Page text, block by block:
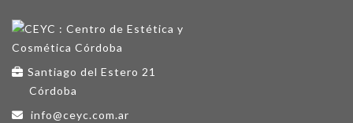
Santiago del Estero 21
Córdoba
info@ceyc.com.ar